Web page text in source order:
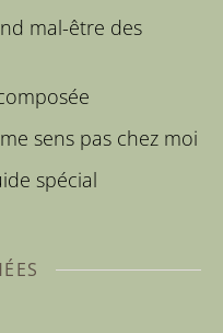
mal-être des
sens pas chez moi
spécial